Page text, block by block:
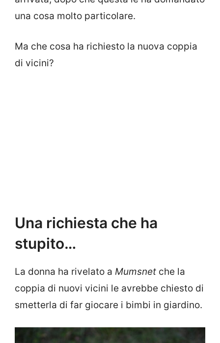
una cosa molto particolare.
Ma che cosa ha richiesto la nuova coppia
di vicini?
Una richiesta che ha
stupito…
La donna ha rivelato a Mumsnet che la
coppia di nuovi vicini le avrebbe chiesto di
smetterla di far giocare i bimbi in giardino.